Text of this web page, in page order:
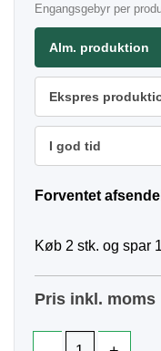
Engangsgebyr per
Alm. produktion
Ekspres
I god tid
Forventet
Køb 2 stk. og spar
Pris inkl. moms